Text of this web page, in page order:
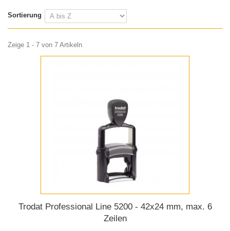
Sortierung
Zeige 1 - 7 von 7 Artikeln
Trodat Professional Line 5200 - 42x24 mm, max. 6
Zeilen